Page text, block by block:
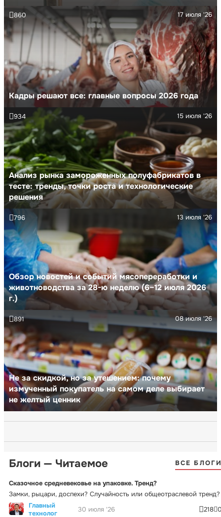
Кадры решают все: главные вопросы 2026 года
17 июля '26
860
Анализ рынка замороженных полуфабрикатов в
тесте: тренды, точки роста и технологические
решения
15 июля '26
934
Обзор новостей и событий мясопереработки и
животноводства за 28-ю неделю (6–12 июля 2026
г.)
13 июля '26
796
Не за скидкой, но за утешением: почему
измученный покупатель на самом деле выбирает
не желтый ценник
08 июля '26
891
Блоги — Читаемое ВСЕ
Сказочное средневековье на упаковке. Тренд?
Замки, рыцари, доспехи? Случайность или общеотраслевой тренд?
Главный
технолог
30 июля '26 218